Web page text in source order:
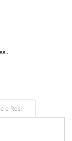
e Resi